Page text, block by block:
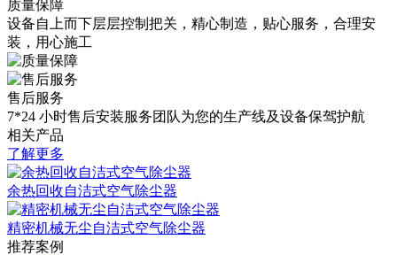
质量保障
设备自上而下层层控制把关，精心制造，贴心服务，合理安
装，用心施工
售后服务
7*24 小时售后安装服务团队为您的生产线及设备保驾护航
相关产品
了解更多
余热回收自洁式空气除尘器
精密机械无尘自洁式空气除尘器
推荐案例